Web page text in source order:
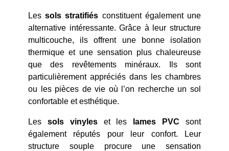
Lessols stratifiés constituent également une
alternative intéressante. Grâce à leur structure
multicouche, ils offrent une bonne isolation
thermique et une sensation plus chaleureuse
que des revêtements minéraux. Ils sont
particulièrement appréciés dans les chambres
ou les pièces de vie où l’on recherche un sol
confortable et esthétique.
Les sols vinyleset les lames PVC sont
également réputés pour leur confort. Leur
structure souple procure une sensation